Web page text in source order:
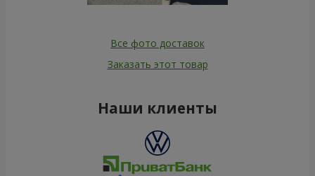
Все фото доставок
Заказать этот товар
Наши клиенты